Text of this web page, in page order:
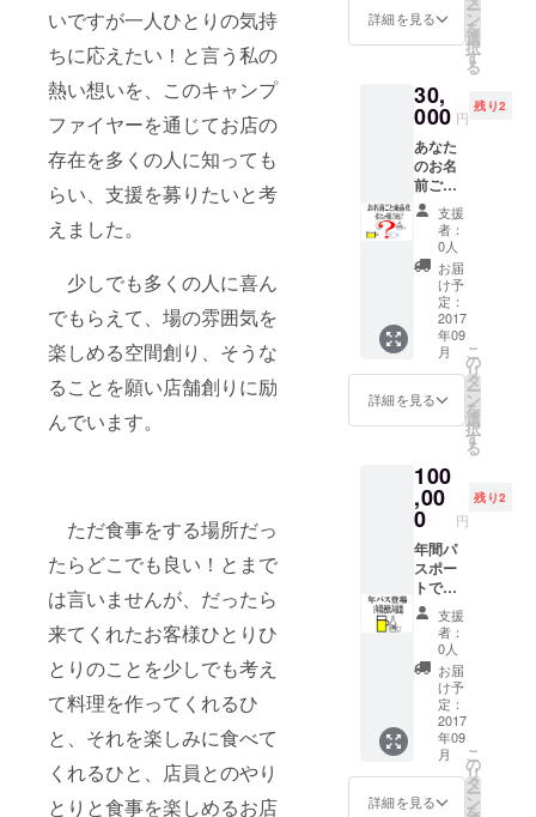
いですが一人ひとりの気持
ちに応えたい！と言う私の
熱い想いを、このキャンプ
ファイヤーを通じてお店の
存在を多くの人に知っても
らい、支援を募りたいと考
えました。
少しでも多くの人に喜ん
でもらえて、場の雰囲気を
楽しめる空間創り、そうな
ることを願い店舗創りに励
んでいます。
ただ食事をする場所だっ
たらどこでも良い！とまで
は言いませんが、だったら
来てくれたお客様ひとりひ
とりのことを少しでも考え
て料理を作ってくれるひ
と、それを楽しみに食べて
くれるひと、店員とのやり
とりと食事を楽しめるお店
詳細を見る ー
ン
を
選
択
す
る
30,
000 円
残り2
あなた
のお名
前ごと
商品化
グラン
ドメ
ニュー
に、あ
なたの
名前入
りでメ
ニュー
考案し
ます。
メ
ニュー
頂き、
一緒に
商品化
しま
しょ
う！ ま
たご来
店頂い
た際
に、1年
間無料
でその
商品を
一皿
サービ
スいた
しま
す。
支援
者：
0人
お届
け予
定：
2017
年09
月
詳細を見る
こ
の
リ
タ
ー
ン
を
選
択
す
る
100
,00
0 円
残り2
年間パ
スポー
トでま
した 1
年間ド
リンク
サービ
スいた
しま
す。超
オトク
支援
者：
0人
お届
け予
定：
2017
年09
月
詳細を見る
こ
の
リ
タ
ー
ン
を